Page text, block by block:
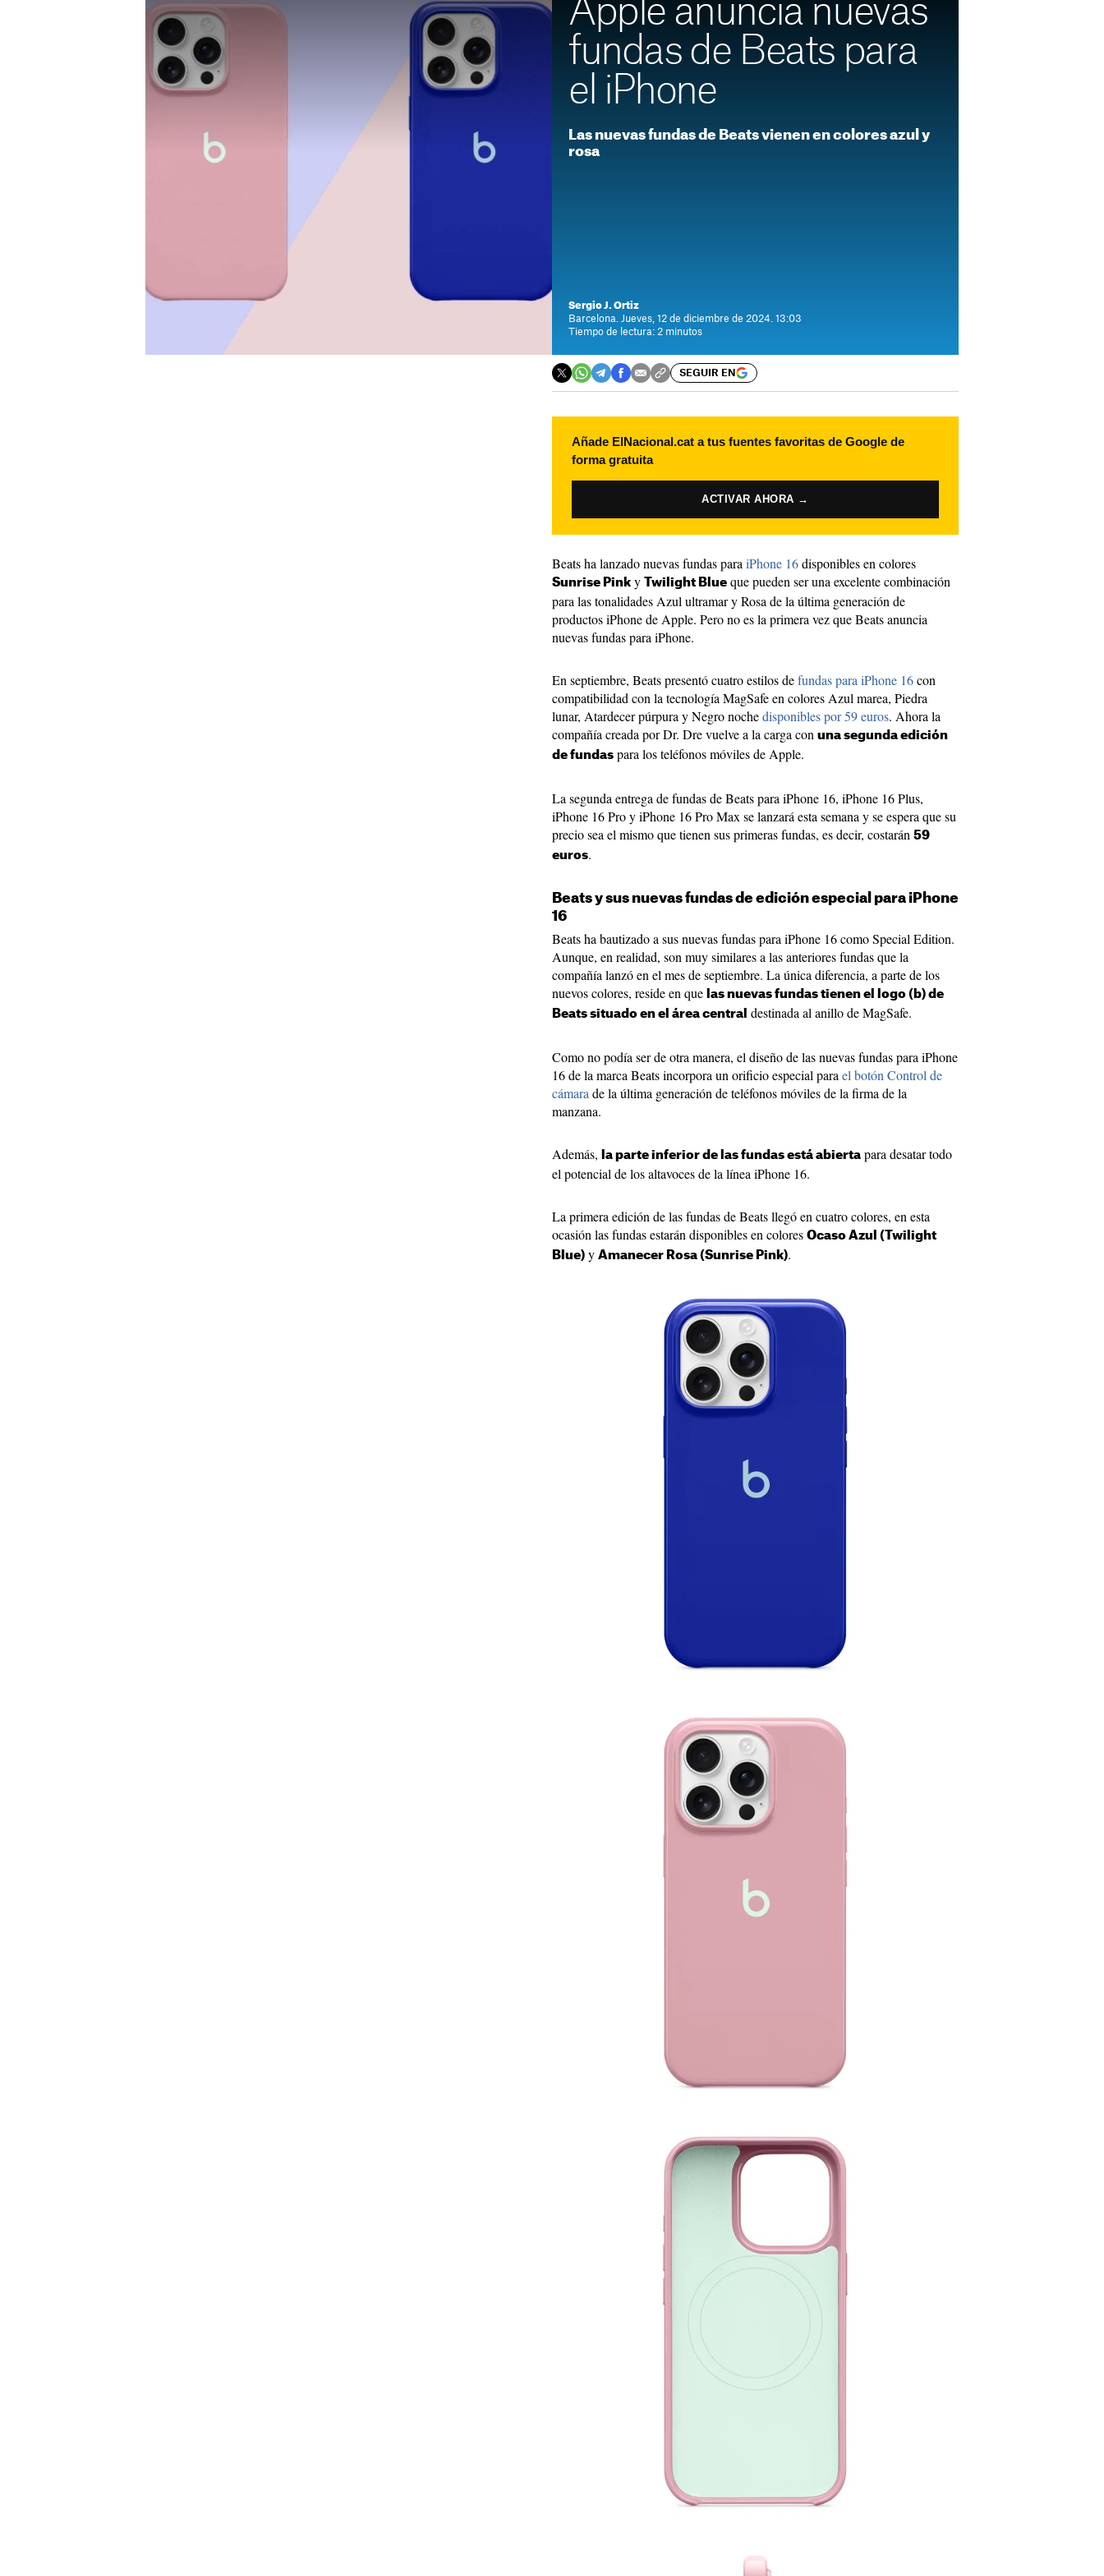
Apple anuncia nuevas
fundas de Beats para
el iPhone
Las nuevas fundas de Beats vienen en colores azul y
rosa
Sergio J. Ortiz
Barcelona. Jueves, 12 de diciembre de 2024. 13:03
Tiempo de lectura: 2 minutos
SEGUIR EN
Añade ElNacional.cat a tus fuentes favoritas de Google de
forma gratuita
ACTIVAR AHORA →
Beats ha lanzado nuevas fundas para iPhone 16disponibles en colores
Sunrise Pink y Twilight Blue que pueden ser una excelente combinación
para las tonalidades Azul ultramar y Rosa de la última generación de
productos iPhone de Apple. Pero no es la primera vez que Beats anuncia
nuevas fundas para iPhone.
En septiembre, Beats presentó cuatro estilos defundas para iPhone 16con
compatibilidad con la tecnología MagSafe en colores Azul marea, Piedra
lunar, Atardecer púrpura y Negro nochedisponibles por 59 euros. Ahora la
compañía creada por Dr. Dre vuelve a la carga con una segunda edición
de fundas para los teléfonos móviles de Apple.
La segunda entrega de fundas de Beats para iPhone 16, iPhone 16 Plus,
iPhone 16 Pro y iPhone 16 Pro Max se lanzará esta semana y se espera que su
precio sea el mismo que tienen sus primeras fundas, es decir, costarán 59
euros.
Beats y sus nuevas fundas de edición especial para iPhone
16
Beats ha bautizado a sus nuevas fundas para iPhone 16 como Special Edition.
Aunque, en realidad, son muy similares a las anteriores fundas que la
compañía lanzó en el mes de septiembre. La única diferencia, a parte de los
nuevos colores, reside en que las nuevas fundas tienen el logo (b) de
Beats situado en el área central destinada al anillo de MagSafe.
Como no podía ser de otra manera, el diseño de las nuevas fundas para iPhone
16 de la marca Beats incorpora un orificio especial para el botón Control de
cámara de la última generación de teléfonos móviles de la firma de la
manzana.
Además, la parte inferior de las fundas está abierta para desatar todo
el potencial de los altavoces de la línea iPhone 16.
La primera edición de las fundas de Beats llegó en cuatro colores, en esta
ocasión las fundas estarán disponibles en colores Ocaso Azul (Twilight
Blue) y Amanecer Rosa (Sunrise Pink).